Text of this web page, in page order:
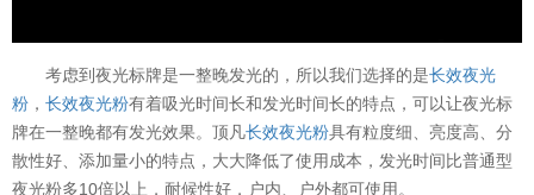
考虑到夜光标牌是一整晚发光的，所以我们选择的是长效夜光
粉 ， 长效夜光粉有着吸光时间长和发光时间长的特点，可以让夜光标
牌在一整晚都有发光效果。顶凡长效夜光粉具有粒度细、亮度高、分
散性好、添加量小的特点，大大降低了使用成本，发光时间比普通型
夜光粉多10倍以上，耐候性好，户内、户外都可使用。